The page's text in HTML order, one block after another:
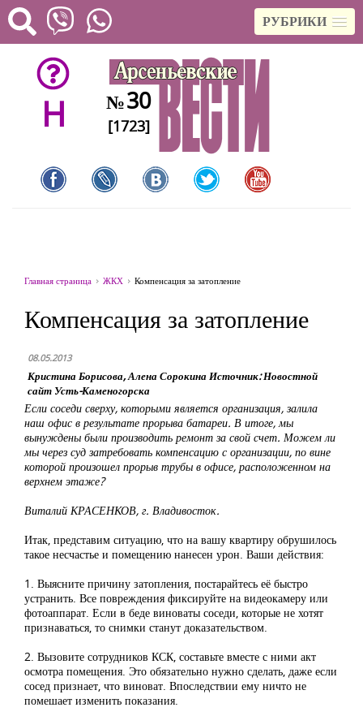
РУБРИКИ
H №30
[1723]
Главная страница ЖКХ Компенсация за затопление
Компенсация за затопление
08.05.2013
Кристина Борисова, Алена Сорокина Источник: Новостной
сайт Усть-Каменогорска
Если соседи сверху, которыми является организация, залила
наш офис в результате прорыва батареи. В итоге, мы
вынуждены были производить ремонт за свой счет. Можем ли
мы через суд затребовать компенсацию с организации, по вине
которой произошел прорыв трубы в офисе, расположенном на
верхнем этаже?
Виталий КРАСЕНКОВ, г. Владивосток.
Итак, представим ситуацию, что на вашу квартиру обрушилось
такое несчастье и помещению нанесен урон. Ваши действия:
1. Выясните причину затопления, постарайтесь её быстро
устранить. Все повреждения фиксируйте на видеокамеру или
фотоаппарат. Если в беде виноваты соседи, которые не хотят
признаваться, то снимки станут доказательством.
2. Вызовите сотрудников КСК, составьте вместе с ними акт
осмотра помещения. Это обязательно нужно сделать, даже если
сосед признает, что виноват. Впоследствии ему ничто не
помешает изменить показания.